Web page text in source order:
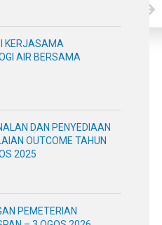
KERJASAMA
AIR BERSAMA
DAN PENYEDIAAN
OUTCOME TAHUN
2025
PEMETERIAN